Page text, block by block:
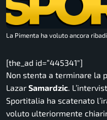
La Pimenta ha voluto ancora
[the_ad id=”445341″]
Non stenta a terminare la
Lazar Samardzic .
Sportitalia ha scatenato
voluto ulteriormente